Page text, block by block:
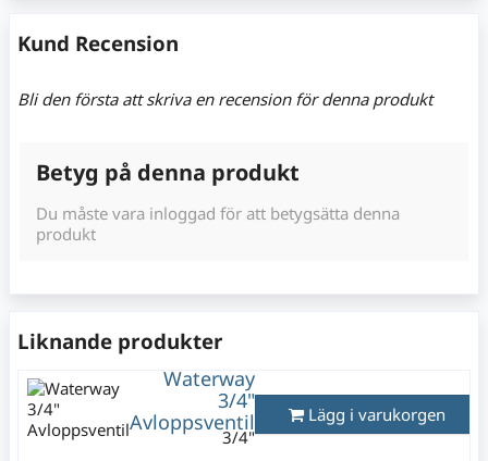
Kund Recension
Bli den första att skriva en recension för denna produkt
Betyg på denna produkt
Du måste vara inloggad för att betygsätta denna
produkt
Liknande produkter
Waterway
3/4"
Avloppsventil
3/4"
Lägg i varukorgen